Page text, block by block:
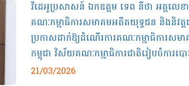
វីដេអូប្រសាសន៍ ឯកឧត្ដម ទេព នីថា អគ្គលេខ
គណៈកម្មាធិការសមាគមអតីតយុទ្ធជន និងនិវត្
ប្រកាសដាក់ឱ្យដំណើរការគណៈកម្មាធិការសម
កម្ពុជា វិស័យគណៈកម្មាធិការជាតិរៀបចំការបោ
21/03/2026